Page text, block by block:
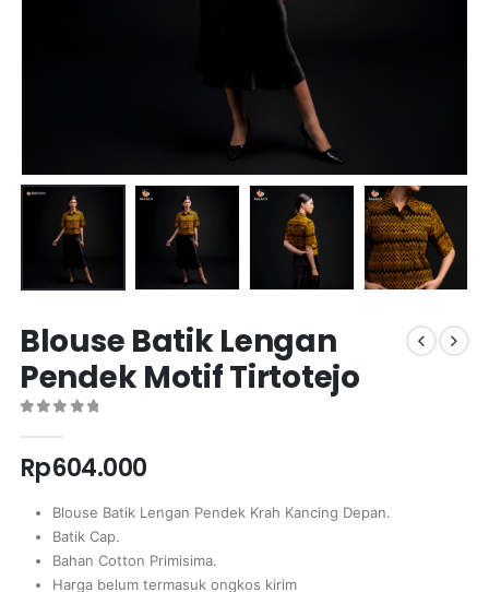
Blouse Batik Lengan
Pendek Motif Tirtotejo
Rp604.000
Blouse Batik Lengan Pendek Krah Kancing Depan.
Batik Cap.
Bahan Cotton Primisima.
Harga belum termasuk ongkos kirim